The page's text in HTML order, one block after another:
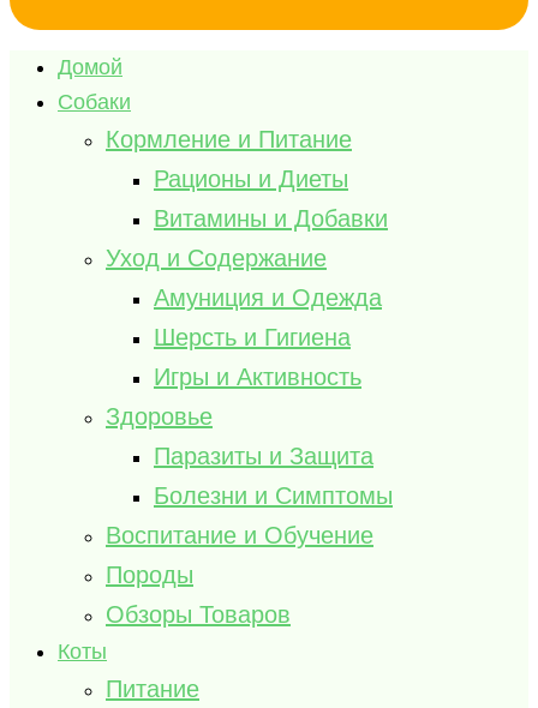
Домой
Собаки
Кормление и Питание
Рационы и Диеты
Витамины и Добавки
Уход и Содержание
Амуниция и Одежда
Шерсть и Гигиена
Игры и Активность
Здоровье
Паразиты и Защита
Болезни и Симптомы
Воспитание и Обучение
Породы
Обзоры Товаров
Коты
Питание